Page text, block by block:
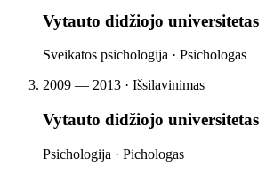
Vytauto didžiojo universitetas
Sveikatos psichologija · Psichologas
2009 — 2013 · Išsilavinimas
Vytauto didžiojo universitetas
Psichologija · Pichologas